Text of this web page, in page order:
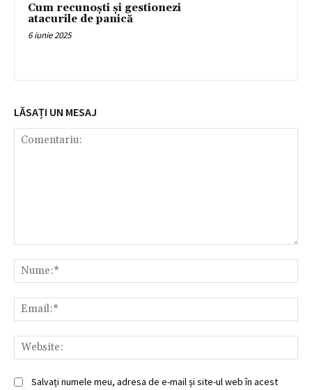
Cum recunoști și gestionezi
atacurile de panică
6 iunie 2025
LĂSAȚI UN MESAJ
Salvați numele meu, adresa de e-mail și site-ul web în acest